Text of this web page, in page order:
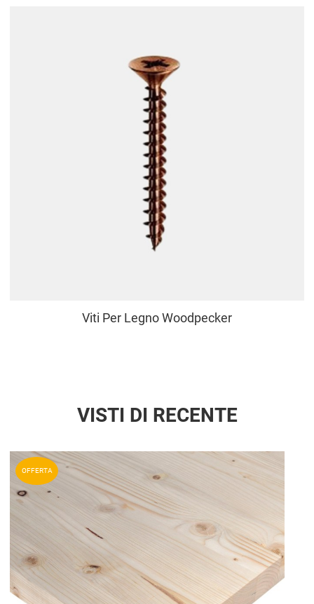
Viti Per Legno Woodpecker
VISTI DI RECENTE
OFFERTA